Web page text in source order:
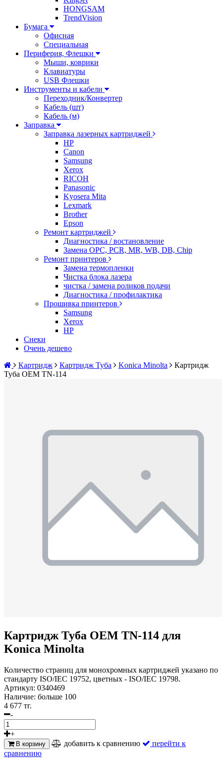
HONGSAM
TrendVision
Бумага
Офисная
Специальная
Периферия, Флешки
Мыши, коврики
Клавиатуры
USB Флешки
Инструменты и кабели
Переходник/Конвертер
Кабель (шт)
Кабель (м)
Заправка
Заправка лазерных картриджей
HP
Canon
Samsung
Xerox
RICOH
Panasonic
Kyosera Mita
Lexmark
Brother
Epson
Ремонт картриджей
Диагностика / востановление
Замена OPC, PCR, MR, WB, DB, Chip
Ремонт принтеров
Замена термопленки
Чистка блока лазера
чистка / замена роликов подачи
Диагностика / профилактика
Прошивка принтеров
Samsung
Xerox
HP
Снеки
Очень дешево
Картридж
Картридж Туба Konica Minolta
Картридж
Туба OEM TN-114
Картридж Туба OEM TN-114 для
Konica Minolta
Количество страниц для монохромных картриджей указано по
стандарту ISO/IEC 19752, цветных - ISO/IEC 19798.
Артикул: 0340469
Наличие: больше 100
4 677 тг.
-
+
В корзину добавить к сравнению
перейти к
сравнению